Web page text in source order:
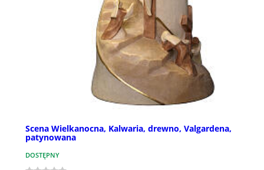
Scena Wielkanocna, Kalwaria, drewno, Valgardena,
patynowana
DOSTĘPNY